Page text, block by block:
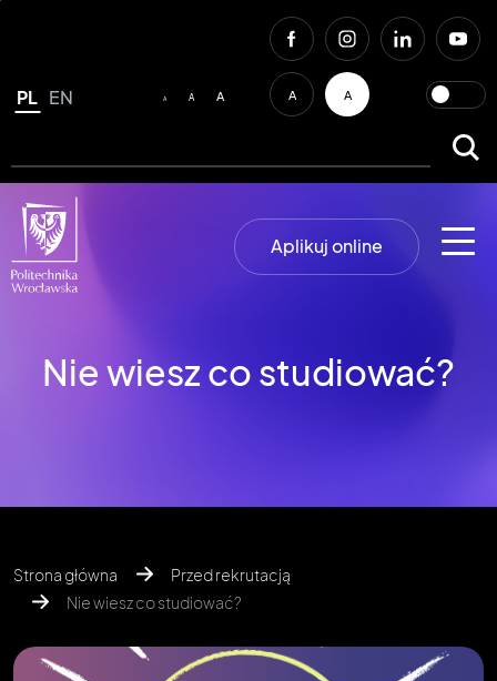
EN
PL A A A A A
Aplikuj online
Nie wiesz co studiować?
Strona główna
Przed rekrutacją
Nie wiesz co studiować?